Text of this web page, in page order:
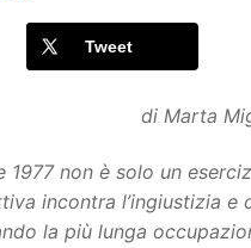
Tweet
di Marta
1977 non è solo un
incontra l’ingiustizia
la più lunga